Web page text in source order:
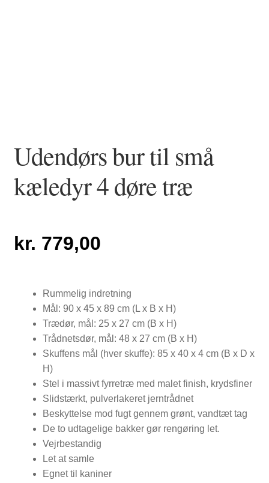
Udendørs bur til små
kæledyr 4 døre træ
kr. 779,00
Rummelig indretning
Mål: 90 x 45 x 89 cm (L x B x H)
Trædør, mål: 25 x 27 cm (B x H)
Trådnetsdør, mål: 48 x 27 cm (B x H)
Skuffens mål (hver skuffe): 85 x 40 x 4 cm (B x D x
H)
Stel i massivt fyrretræ med malet finish, krydsfiner
Slidstærkt, pulverlakeret jerntrådnet
Beskyttelse mod fugt gennem grønt, vandtæt tag
De to udtagelige bakker gør rengøring let.
Vejrbestandig
Let at samle
Egnet til kaniner